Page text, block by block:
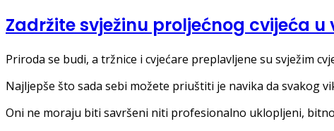
Zadržite svježinu proljećnog cvijeća u
Priroda se budi, a tržnice i cvjećare preplavljene su svježim
Najljepše što sada sebi možete priuštiti je navika da svakog
Oni ne moraju biti savršeni niti profesionalno uklopljeni,